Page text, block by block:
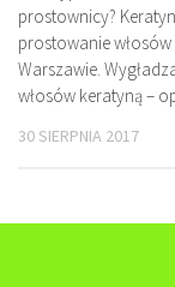
prostownicy?
prostowanie włosów
Warszawie.
włosów keratyną –
30 SIERPNIA 2017